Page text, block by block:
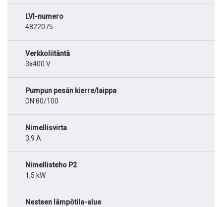
LVI-numero
4822075
Verkkoliitäntä
3x400 V
Pumpun pesän kierre/laippa
DN 80/100
Nimellisvirta
3,9 A
Nimellisteho P2
1,5 kW
Nesteen lämpötila-alue